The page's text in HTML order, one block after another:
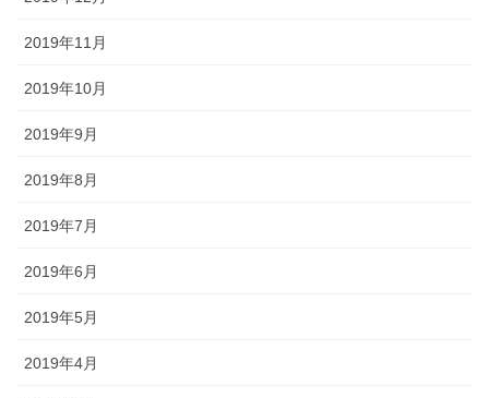
2019年11月
2019年10月
2019年9月
2019年8月
2019年7月
2019年6月
2019年5月
2019年4月